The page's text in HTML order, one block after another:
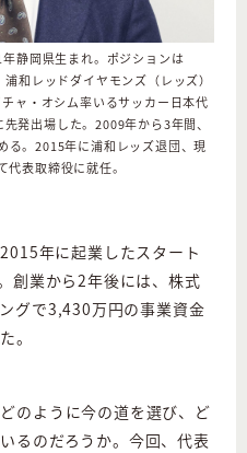
静岡県生まれ。ポジションは
和レッドダイヤモンズ（レッズ）
ャ・オシム率いるサッカー日本代
発出場した。2009年から3年間、
る。2015年に浦和レッズ退団、現
表取締役に就任。
年に起業したスタート
創業から2年後には、株式
グで3,430万円の事業資金
。
のように今の道を選び、ど
るのだろうか。今回、代表